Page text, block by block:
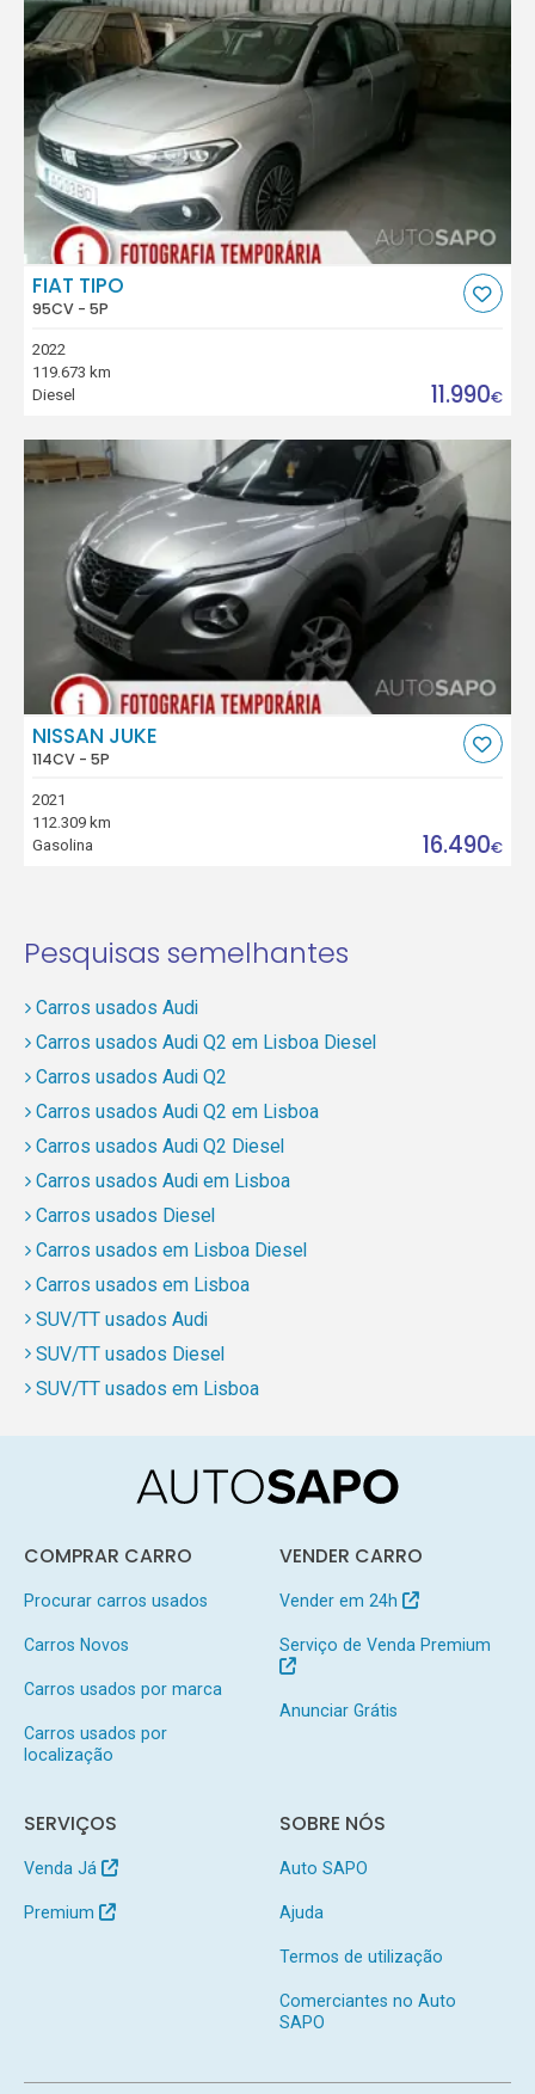
FIAT TIPO
95CV - 5P
2022
119.673 km
Diesel
11.990€
NISSAN JUKE
114CV - 5P
2021
112.309 km
Gasolina
16.490€
Pesquisas semelhantes
Carros usados Audi
Carros usados Audi Q2 em Lisboa Diesel
Carros usados Audi Q2
Carros usados Audi Q2 em Lisboa
Carros usados Audi Q2 Diesel
Carros usados Audi em Lisboa
Carros usados Diesel
Carros usados em Lisboa Diesel
Carros usados em Lisboa
SUV/TT usados Audi
SUV/TT usados Diesel
SUV/TT usados em Lisboa
COMPRAR CARRO
Procurar carros usados
Carros Novos
Carros usados por marca
Carros usados por
localização
VENDER CARRO
Vender em 24h
Serviço de Venda Premium
Anunciar Grátis
SERVIÇOS
Venda Já
Premium
SOBRE NÓS
Auto SAPO
Ajuda
Termos de utilização
Comerciantes no Auto
SAPO